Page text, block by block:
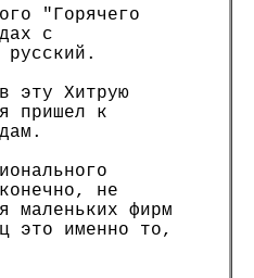
"Горячего
с
русский.
эту Хитрую
пришел к
не
маленьких фирм
это именно то,